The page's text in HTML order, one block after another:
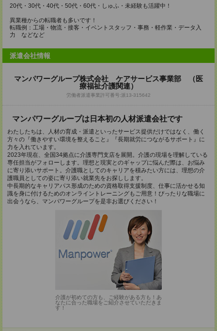
20代・30代・40代・50代・60代・しゅふ・未経験も活躍中！
異業種からの転職者も多いです！
転職例：工場・物流・接客・イベントスタッフ・事務・軽作業・データ入
力 などなど
派遣会社情報
マンパワーグループ株式会社 ケアサービス事業部 （医
療福祉介護関連）
労働者派遣事業許可番号:派13-315642
マンパワーグループは日本初の人材派遣会社です
わたしたちは、人材の育成・派遣といったサービス提供だけではなく、働く
方々の『働きやすい環境を整えること』『長期就労につながるサポート』に
力を入れています。
2023年現在、全国34拠点に介護専門支店を展開。介護の現場を理解している
専任担当がフォローします。理想と現実とのギャップに悩んだ際は、お悩み
に寄り添いサポート。介護職としてのキャリアを積みたい方には、理想の介
護職員としての姿に寄り添い就業先をお探しします。
中長期的なキャリアパス形成のための資格取得支援制度、仕事に活かせる知
識を身に付けるためのオンライントレーニングもご用意！ぴったりな職場に
出会うなら、マンパワーグループを是非お選びください！
介護が初めての方も、ご経験がある方も！あ
なたに合った職場をご紹介させていただきま
す！